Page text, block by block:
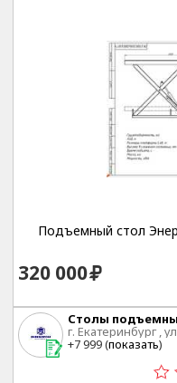
Подъемный стол
320 000
Столы
г. Екатеринбург ,
+7 999 (показать)